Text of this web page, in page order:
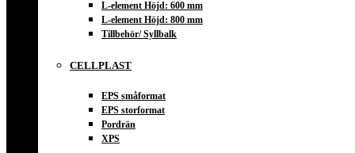
L-element Höjd: 600 mm
L-element Höjd: 800 mm
Tillbehör/ Syllbalk
CELLPLAST
EPS småformat
EPS storformat
Pordrän
XPS